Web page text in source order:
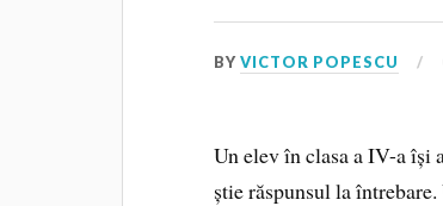
BYVICTOR POPESCU
Un elev în clasa a IV-a își
știe răspunsul la